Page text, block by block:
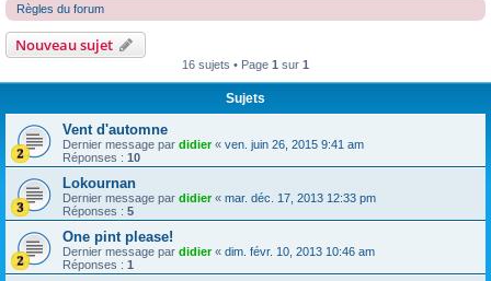
Règles du forum
Nouveau sujet
16 sujets • Page 1 sur 1
Sujets
Vent d'automne
Dernier message par didier« ven. juin 26, 2015 9:41 am
Réponses : 10
Lokournan
Dernier message par didier« mar. déc. 17, 2013 12:33 pm
Réponses : 5
One pint please!
Dernier message par didier« dim. févr. 10, 2013 10:46 am
Réponses : 1